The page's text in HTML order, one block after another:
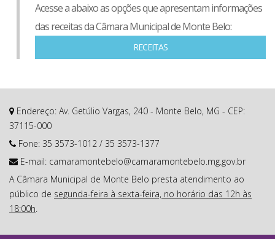
Acesse a abaixo as opções que apresentam informações
das receitas da Câmara Municipal de Monte Belo:
RECEITAS
Endereço: Av. Getúlio Vargas, 240 - Monte Belo, MG - CEP:
37115-000
Fone: 35 3573-1012 / 35 3573-1377
E-mail: camaramontebelo@camaramontebelo.mg.gov.br
A Câmara Municipal de Monte Belo presta atendimento ao
público de segunda-feira à sexta-feira, no horário das 12h às
18:00h.